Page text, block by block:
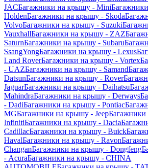
JACБагажники на крышу - Mini
HoldenБагажники на крышу - Skoda
VolvoБагажники на крышу - Suzuki
VauxhallБагажники на крышу - ZAZ
SaturnБагажники на крышу - Subaru
SsangYongБагажники на крышу - Lexus
Land RoverБагажники на крышу - Vortex
- UAZБагажники на крышу - Samand
DatsunБагажники на крышу - Rover
JaguarБагажники на крышу - Daihatsu
MahindraБагажники на крышу - Derways
- DadiБагажники на крышу - Pontiac
MGБагажники на крышу - Jeep
InfinitiБагажники на крышу - Dacia
CadillacБагажники на крышу - Buick
HavalБагажники на крышу - Ravon
ChanganБагажники на крышу - Dongfeng
- AcuraБагажники на крышу - CHINA